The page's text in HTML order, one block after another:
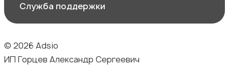
Служба поддержки
© 2026 Adsio
ИП Горцев Александр Сергеевич